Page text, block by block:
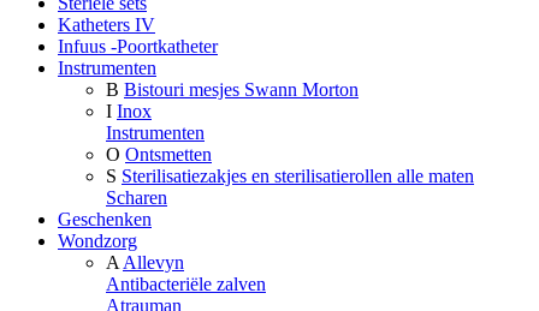
Katheters IV
Infuus -Poortkatheter
Instrumenten
B Bistouri mesjes Swann Morton
I Inox
Instrumenten
O Ontsmetten
S Sterilisatiezakjes en sterilisatierollen alle maten
Scharen
Geschenken
Wondzorg
A Allevyn
Antibacteriële zalven
Atrauman